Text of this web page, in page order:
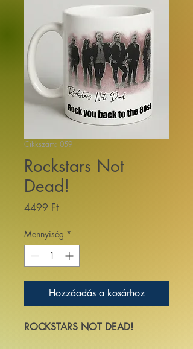
Cikkszám: 059
Rockstars Not
Dead!
4499 FtÁr
Mennyiség *
Hozzáadás a kosárhoz
ROCKSTARS NOT DEAD!